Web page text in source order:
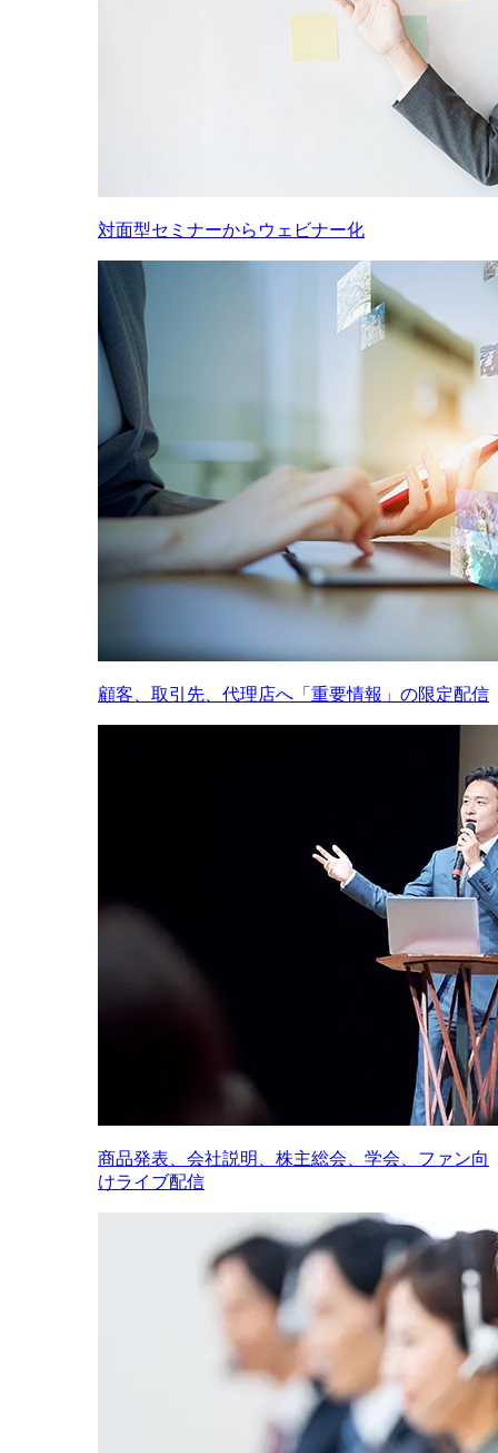
対面型セミナーからウェビナー化
顧客、取引先、代理店へ「重要情報」の限定配信
商品発表、会社説明、株主総会、学会、ファン向
けライブ配信